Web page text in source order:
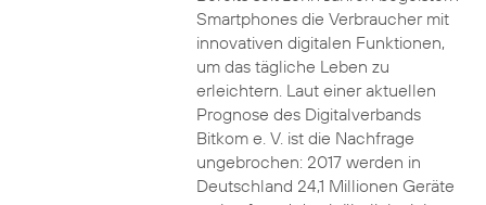
Smartphones die Verbraucher mit
innovativen digitalen Funktionen,
um das tägliche Leben zu
erleichtern. Laut einer aktuellen
Prognose des Digitalverbands
Bitkom e. V. ist die Nachfrage
ungebrochen: 2017 werden in
Deutschland 24,1 Millionen Geräte